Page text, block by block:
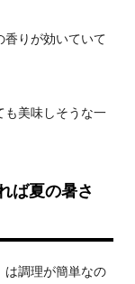
香りが効いていて
も美味しそうな一
ば夏の暑さ
は調理が簡単なの